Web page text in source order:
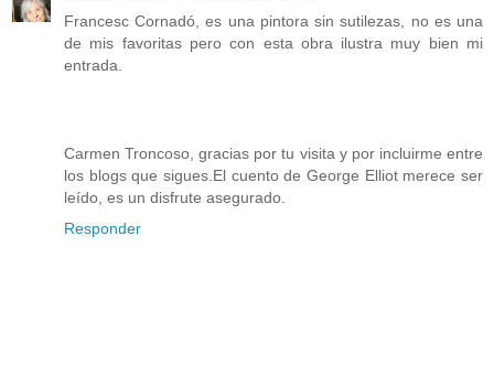
Francesc Cornadó, es una pintora sin sutilezas, no es una
de mis favoritas pero con esta obra ilustra muy bien mi
entrada.
Carmen Troncoso, gracias por tu visita y por incluirme entre
los blogs que sigues.El cuento de George Elliot merece ser
leído, es un disfrute asegurado.
Responder